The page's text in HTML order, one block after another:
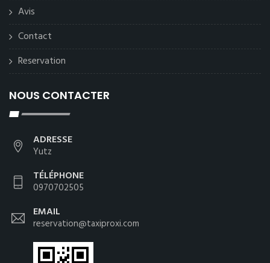
Avis
Contact
Reservation
NOUS CONTACTER
ADRESSE
Yutz
TÉLÉPHONE
0970702505
EMAIL
reservation@taxiproxi.com